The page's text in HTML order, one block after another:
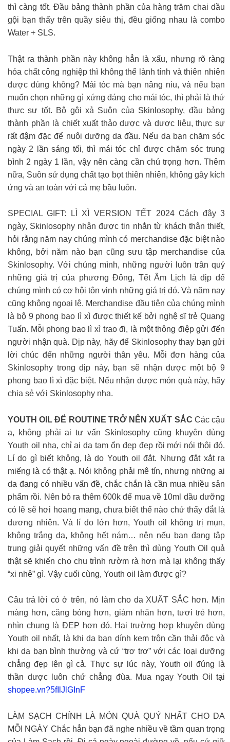
thì càng tốt. Đầu bảng thành phần của hàng trăm chai dầu
gội bạn thấy trên quầy siêu thị, đều giống nhau là combo
Water + SLS.
Thật ra thành phần này không hẳn là xấu, nhưng rõ ràng
hóa chất công nghiệp thì không thể lành tính và thiên nhiên
được đúng không? Mái tóc mà bạn nâng niu, và nếu bạn
muốn chọn những gì xứng đáng cho mái tóc, thì phải là thứ
thực sự tốt. Bộ gội xả Suôn của Skinlosophy, đầu bảng
thành phần là chiết xuất thảo dược và dược liệu, thực sự
rất đậm đặc để nuôi dưỡng da đầu. Nếu da bạn chăm sóc
ngày 2 lần sáng tối, thì mái tóc chỉ được chăm sóc trung
bình 2 ngày 1 lần, vậy nên càng cần chú trọng hơn. Thêm
nữa, Suôn sử dụng chất tạo bọt thiên nhiên, không gây kích
ứng và an toàn với cả mẹ bầu luôn.
SPECIAL GIFT: LÌ XÌ VERSION TẾT 2024 Cách đây 3
ngày, Skinlosophy nhận được tin nhắn từ khách thân thiết,
hỏi rằng năm nay chúng mình có merchandise đặc biệt nào
không, bởi năm nào bạn cũng sưu tập merchandise của
Skinlosophy. Với chúng mình, những người luôn trân quý
những giá trị của phương Đông, Tết Âm Lịch là dịp để
chúng mình có cơ hội tôn vinh những giá trị đó. Và năm nay
cũng không ngoại lệ. Merchandise đầu tiên của chúng mình
là bộ 9 phong bao lì xì được thiết kế bởi nghệ sĩ trẻ Quang
Tuấn. Mỗi phong bao lì xì trao đi, là một thông điệp gửi đến
người nhận quà. Dịp này, hãy để Skinlosophy thay bạn gửi
lời chúc đến những người thân yêu. Mỗi đơn hàng của
Skinlosophy trong dịp này, bạn sẽ nhận được một bộ 9
phong bao lì xì đặc biệt. Nếu nhận được món quà này, hãy
chia sẻ với Skinlosophy nha.
YOUTH OIL ĐỂ ROUTINE TRỞ NÊN XUẤT SẮC Các cậu
ạ, không phải ai tư vấn Skinlosophy cũng khuyên dùng
Youth oil nha, chỉ ai da tạm ổn đẹp đẹp rồi mới nói thôi đó.
Lí do gì biết không, là do Youth oil đắt. Nhưng đắt xắt ra
miếng là có thật ạ. Nói không phải mê tín, nhưng những ai
da đang có nhiều vấn đề, chắc chắn là cần mua nhiều sản
phẩm rồi. Nên bỏ ra thêm 600k để mua về 10ml dầu dưỡng
có lẽ sẽ hơi hoang mang, chưa biết thế nào chứ thấy đắt là
đương nhiên. Và lí do lớn hơn, Youth oil không trị mụn,
không trắng da, không hết nám… nên nếu bạn đang tập
trung giải quyết những vấn đề trên thì dùng Youth Oil quả
thật sẽ khiến cho chu trình rườm rà hơn mà lại không thấy
“xi nhê” gì. Vậy cuối cùng, Youth oil làm được gì?
Câu trả lời có ở trên, nó làm cho da XUẤT SẮC hơn. Mịn
màng hơn, căng bóng hơn, giảm nhăn hơn, tươi trẻ hơn,
nhìn chung là ĐẸP hơn đó. Hai trường hợp khuyên dùng
Youth oil nhất, là khi da bạn dính kem trộn cần thải độc và
khi da bạn bình thường và cứ “trơ trơ” với các loại dưỡng
chẳng đẹp lên gì cả. Thực sự lúc này, Youth oil đúng là
thần dược luôn chứ chẳng đùa. Mua ngay Youth Oil tại
shopee.vn?5fIlJlGInF
LÀM SẠCH CHÍNH LÀ MÓN QUÀ QUÝ NHẤT CHO DA
MỖI NGÀY Chắc hẳn bạn đã nghe nhiều về tầm quan trọng